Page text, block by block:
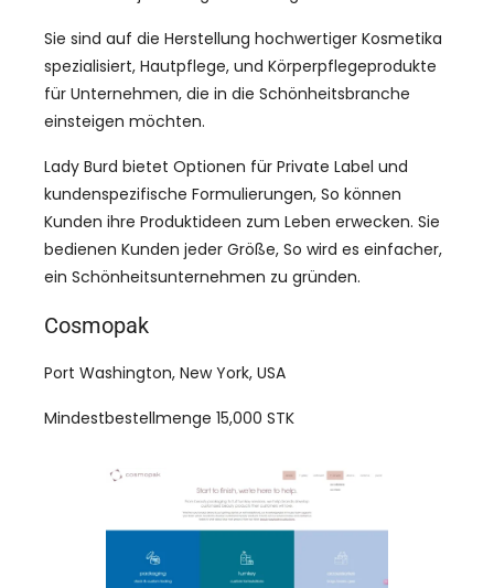
Sie sind auf die Herstellung hochwertiger Kosmetika
spezialisiert, Hautpflege, und Körperpflegeprodukte
für Unternehmen, die in die Schönheitsbranche
einsteigen möchten.
Lady Burd bietet Optionen für Private Label und
kundenspezifische Formulierungen, So können
Kunden ihre Produktideen zum Leben erwecken. Sie
bedienen Kunden jeder Größe, So wird es einfacher,
ein Schönheitsunternehmen zu gründen.
Cosmopak
Port Washington, New York, USA
Mindestbestellmenge 15,000 STK